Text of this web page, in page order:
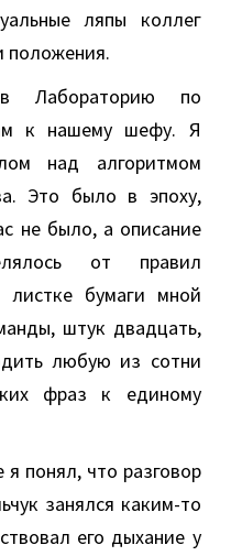
ляпы коллег
положения.
Лабораторию по
к нашему шефу. Я
над алгоритмом
Это было в эпоху,
не было, а описание
от правил
бумаги мной
штук двадцать,
любую из сотни
фраз к единому
понял, что разговор
занялся каким-то
его дыхание у